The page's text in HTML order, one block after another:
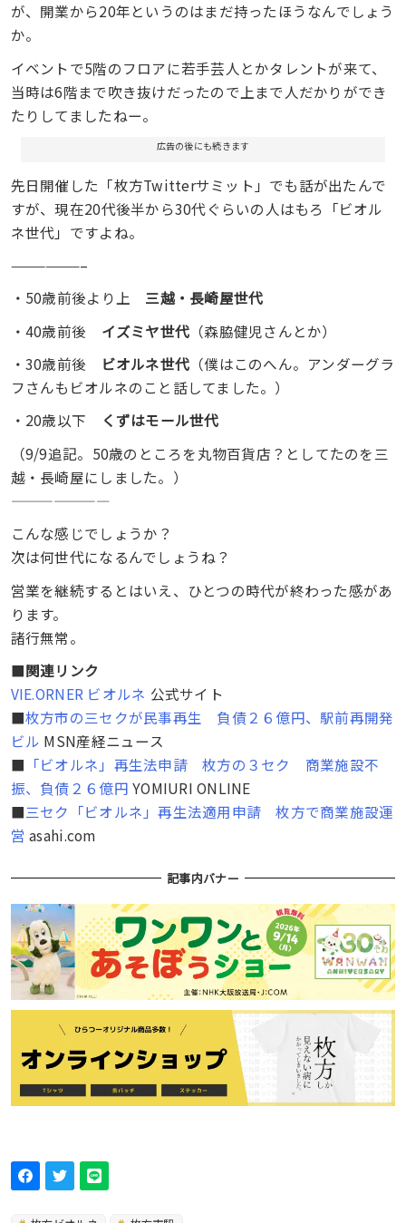
が、開業から20年というのはまだ持ったほうなんでしょう
か。
イベントで5階のフロアに若手芸人とかタレントが来て、
当時は6階まで吹き抜けだったので上まで人だかりができ
たりしてましたねー。
広告の後にも続きます
先日開催した「枚方Twitterサミット」でも話が出たんで
すが、現在20代後半から30代ぐらいの人はもろ「ビオル
ネ世代」ですよね。
——————–
・50歳前後より上 三越・長崎屋世代
・40歳前後 イズミヤ世代 （森脇健児さんとか）
・30歳前後
ビオルネ世代 （僕はこのへん。アンダーグラ
フさんもビオルネのこと話してました。）
・20歳以下
くずはモール世代
（9/9追記。50歳のところを丸物百貨店？としてたのを三
越・長崎屋にしました。）
———————
こんな感じでしょうか？
次は何世代になるんでしょうね？
営業を継続するとはいえ、ひとつの時代が終わった感があ
ります。
諸行無常。
■関連リンク
VIE.ORNER ビオルネ 公式サイト
■枚方市の三セクが民事再生 負債２６億円、駅前再開発
ビル MSN産経ニュース
■ 「ビオルネ」再生法申請 枚方の３セク 商業施設不
振、負債２６億円 YOMIURI ONLINE
■三セク「ビオルネ」再生法適用申請 枚方で商業施設運
営 asahi.com
記事内バナー